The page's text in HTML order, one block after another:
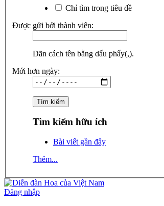
Chỉ tìm trong tiêu đề
Được gửi bởi thành viên:
Dãn cách tên bằng dấu phẩy(,).
Mới hơn ngày:
Tìm kiếm hữu ích
Bài viết gần đây
Thêm...
Đăng nhập